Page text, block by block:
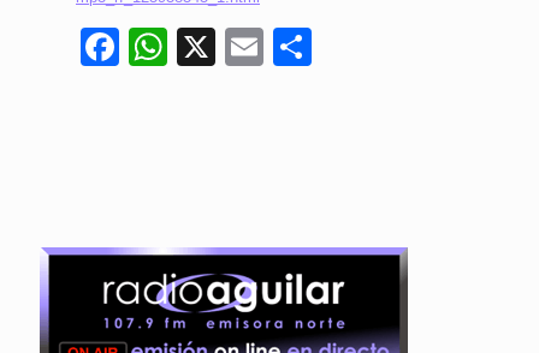
Facebook
WhatsApp
X Email